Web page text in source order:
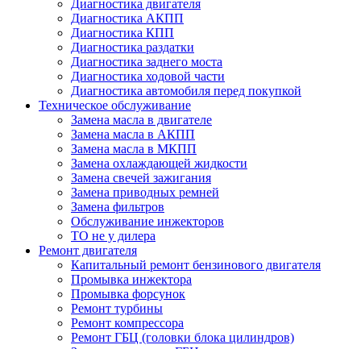
Диагностика двигателя
Диагностика АКПП
Диагностика КПП
Диагностика раздатки
Диагностика заднего моста
Диагностика ходовой части
Диагностика автомобиля перед покупкой
Техническое обслуживание
Замена масла в двигателе
Замена масла в АКПП
Замена масла в МКПП
Замена охлаждающей жидкости
Замена свечей зажигания
Замена приводных ремней
Замена фильтров
Обслуживание инжекторов
ТО не у дилера
Ремонт двигателя
Капитальный ремонт бензинового двигателя
Промывка инжектора
Промывка форсунок
Ремонт турбины
Ремонт компрессора
Ремонт ГБЦ (головки блока цилиндров)